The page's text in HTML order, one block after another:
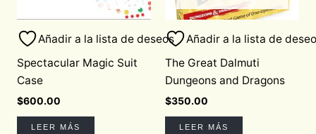
Añadir a la lista de deseos
Spectacular Magic Suit
Case
$600.00
LEER MÁS
Añadir a la lista de
The Great Dalmuti
Dungeons and Dragons
$350.00
LEER MÁS